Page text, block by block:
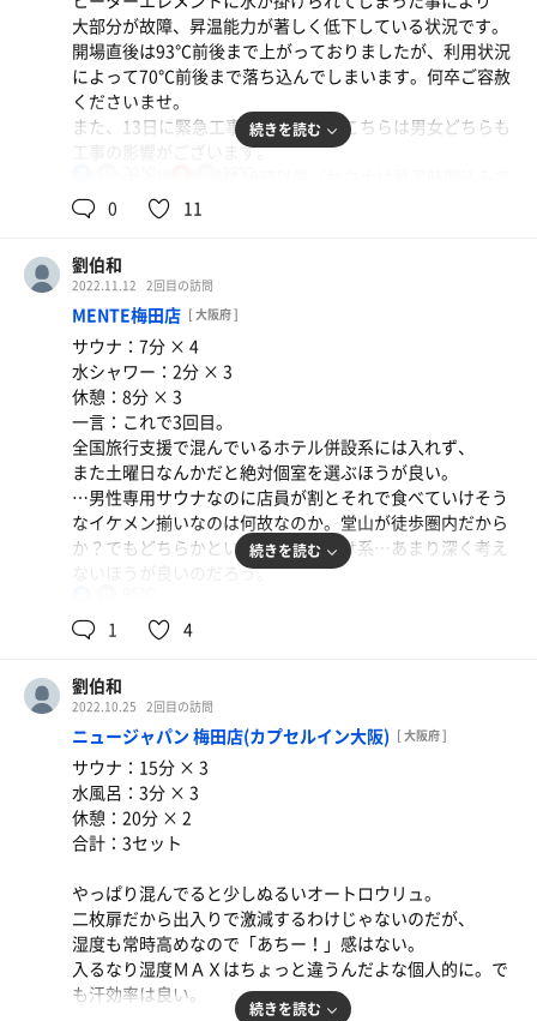
けで継続して行く価値はある。
ただ…男女共用かぁ…水着着用かぁ…
案の定、女性に睨まれるおじさんとその悲しそうなおじさ
んを見るワタシ。
ィではない
柔らかめ色白70㎏くらいのふっくらした知らないおじさん
一緒にフロアに降り立ったはずなのに滞在10分もせずに降
りて行かれた。
まぁ、そうなるよねぇ。
後はやたら筋肉質なお兄ちゃんが闊歩しているナイトプー
ル感。男性率9割なのに。
サウナは施設的には極上、タオルが敷かれていないのでお
じさんの汗の蒸気が蔓延していない少しドライ気味の広々
空間。ボタボタと汗が出やすい一番良い温湿。
ただこちらも、眼前に広がる大パノラマで見る事が出来る
のは生駒山と
パチンコ屋のグランドオープンの看板。オーナー同じらし
い。なるほどだから入口こっちだったのか。ビジネスモデ
何かと雑念が入りやすい施設だなぁ…。
る全力の屋外なので
風が非常に気持ちが良い。
極上と微妙の間をさ迷いながら2階の一般スペースに下り
る。
さっきのおじさんこっちでサウナ入ってる。だよなぁ。
と思ったらこっちのサウナもかなり良い。湿度も高めで熱
ただ、ここで一番は泉質だった。何これめっちゃ良い。
めっちゃ良い。
大部分が故障、昇温能力が著しく低下している状況です。
開場直後は93℃前後まで上がっておりましたが、利用状況
によって70℃前後まで落ち込んでしまいます。何卒ご容赦
くださいませ。
また、13日に緊急工事を行います。こちらは男女どちらも
工事の影響がございます。
21時以降）となる見込みです。緊急の作業の為、延長する
恐れがございます。何卒ご協力のほど、宜しくお願い申し
上げます。
続きを読む
0 11
劉伯和
2022.11.12 2回目の訪問
MENTE梅田店 [ 大阪府 ]
サウナ：7分 × 4
水シャワー：2分 × 3
休憩：8分 × 3
一言：これで3回目。
全国旅行支援で混んでいるホテル併設系には入れず、
また土曜日なんかだと絶対個室を選ぶほうが良い。
…男性専用サウナなのに店員が割とそれで食べていけそう
なイケメン揃いなのは何故なのか。堂山が徒歩圏内だから
か？でもどちらかというと女の子向け系…あまり深く考え
ないほうが良いのだろう。
95℃にしてもらい、70分+10分のリラックスタイム。
うとうと出来ないのだけが唯一のデメリットかな。別に短
くはないのだが。
多分120分だったら…とかいうのではないのだろう。
「うっかり寝てしまった！…まぁいいか！」が出来るなら
平日の変な時間限定でいいからフリータイムみたいなのが
あればな。
ま、それでも混んでる所よか良いのでここにくるわけだけ
ども。
今日のBGMは初期のDragonAsh。心境を吐露するような
続きを読む
1 4
劉伯和
2022.10.25 2回目の訪問
ニュージャパン 梅田店(カプセルイン大阪) [ 大阪府 ]
サウナ：15分 × 3
水風呂：3分 × 3
休憩：20分 × 2
合計：3セット
やっぱり混んでると少しぬるいオートロウリュ。
二枚扉だから出入りで激減するわけじゃないのだが、
湿度も常時高めなので「あちー！」感はない。
入るなり湿度ＭＡＸはちょっと違うんだよな個人的に。で
も汗効率は良い。
続きを読む